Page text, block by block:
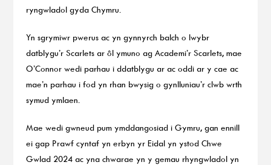
ryngwladol gyda Chymru.
Yn sgrymiwr pwerus ac yn gynnyrch balch o lwybr
datblygu’r Scarlets ar ôl ymuno ag Academi’r Scarlets, mae
O’Connor wedi parhau i ddatblygu ar ac oddi ar y cae ac
mae’n parhau i fod yn rhan bwysig o gynlluniau’r clwb wrth
symud ymlaen.
Mae wedi gwneud pum ymddangosiad i Gymru, gan ennill
ei gap Prawf cyntaf yn erbyn yr Eidal yn ystod Chwe
Gwlad 2024 ac yna chwarae yn y gemau rhyngwladol yn